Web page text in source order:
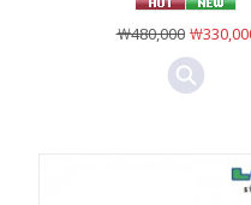
￦480,000￦